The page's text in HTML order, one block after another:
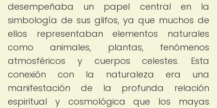
desempeñaba un papel central en la
simbología de sus glifos, ya que muchos de
ellos representaban elementos naturales
como animales, plantas, fenómenos
atmosféricos y cuerpos celestes. Esta
conexión con la naturaleza era una
manifestación de la profunda relación
espiritual y cosmológica que los mayas